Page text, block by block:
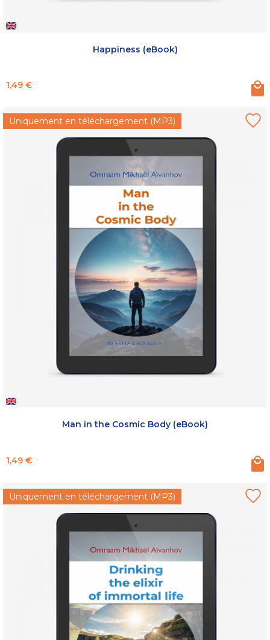
Happiness (eBook)
Prix
1,49 €
Uniquement en téléchargement (MP3)
Man in the Cosmic Body (eBook)
Prix
1,49 €
Uniquement en téléchargement (MP3)